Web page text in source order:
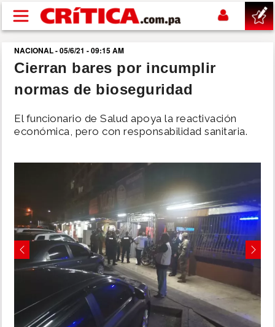
Pasar al contenido principal
buscar
SUCESOS
NACIONAL
DEPORTES
MUNDO
NACIONAL - 05/6/21 - 09:15 AM
Cierran bares por incumplir
normas de bioseguridad
El funcionario de Salud apoya la reactivación
económica, pero con responsabilidad sanitaria.
Previous Next